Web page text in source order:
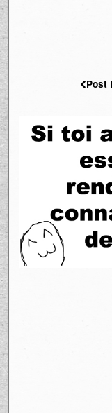
Post